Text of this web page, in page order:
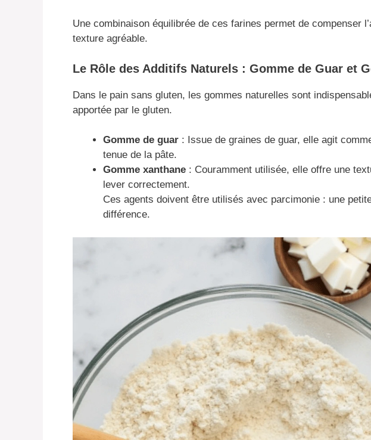
Une combinaison équilibrée de ces farines permet de compenser
texture agréable.
Le Rôle des Additifs Naturels : Gomme de Guar et
Dans le pain sans gluten, les gommes naturelles sont
apportée par le gluten.
Gomme de guar : Issue de graines de guar, elle agit
tenue de la pâte.
Gomme xanthane : Couramment utilisée, elle offre une
lever correctement.
Ces agents doivent être utilisés avec parcimonie : une
différence.